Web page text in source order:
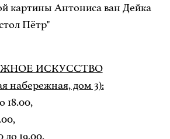
картины Антониса ван Дейка
Пётр"
ИСКУССТВО
набережная, дом 3):
18.00,
до 19.00.